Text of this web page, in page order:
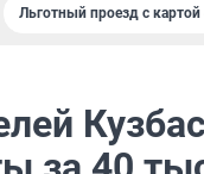
Льготный проезд с